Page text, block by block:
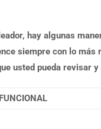
hay algunas
siempre con lo más
usted pueda revisar y
FUNCIONAL